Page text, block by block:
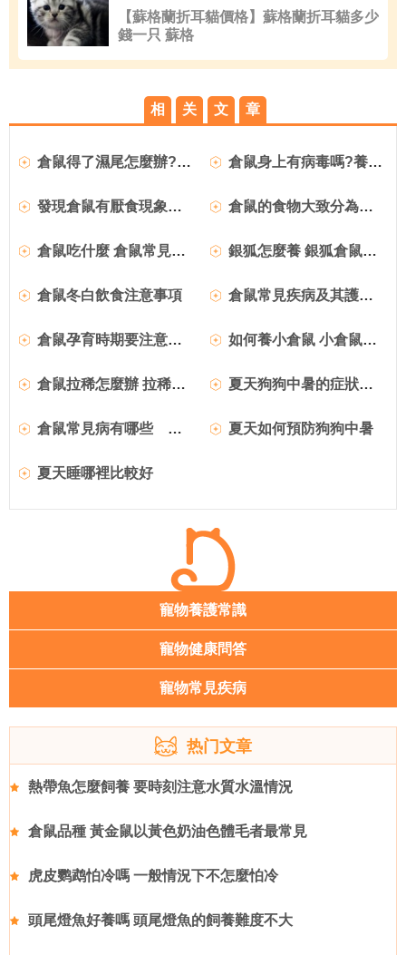
【蘇格蘭折耳貓價格】蘇格蘭折耳貓多少
錢一只 蘇格
相 关 文 章
倉鼠得了濕尾怎麼辦?倉鼠濕尾解決措施推薦 倉鼠身上有病毒嗎?養倉鼠的隱患介紹
發現倉鼠有厭食現象怎麼辦 倉鼠的食物大致分為四大類
倉鼠吃什麼 倉鼠常見的營養品 銀狐怎麼養 銀狐倉鼠怎麼選擇最佳配對
倉鼠冬白飲食注意事項 倉鼠常見疾病及其護理防治
倉鼠孕育時期要注意的事項 如何養小倉鼠 小倉鼠如何飼養
倉鼠拉稀怎麼辦 拉稀的倉鼠應該怎麼辦 夏天狗狗中暑的症狀有哪些
倉鼠常見病有哪些 倉鼠常見病集合 夏天如何預防狗狗中暑
夏天睡哪裡比較好
寵物養護常識
寵物健康問答
寵物常見疾病
热门文章
熱帶魚怎麼飼養 要時刻注意水質水溫情況
倉鼠品種 黃金鼠以黃色奶油色體毛者最常見
虎皮鹦鹉怕冷嗎 一般情況下不怎麼怕冷
頭尾燈魚好養嗎 頭尾燈魚的飼養難度不大